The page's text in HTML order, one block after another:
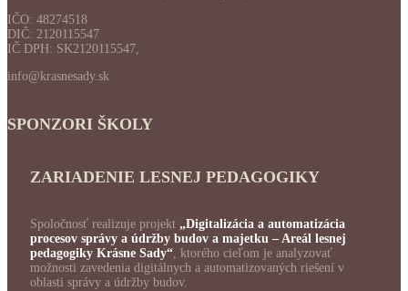
IČO: 48274518
DIČ: 2120115547
IČ DPH: SK2120115547,
info@krasnesady.sk
SPONZORI ŠKOLY
ZARIADENIE LESNEJ PEDAGOGIKY
Spoločnosť realizuje projekt „Digitalizácia a automatizácia
procesov správy a údržby budov a majetku – Areál lesnej
pedagogiky Krásne Sady“, ktorého cieľom je analyzovať
možnosti zavedenia digitálnych a automatizovaných riešení v
oblasti správy a údržby budov.